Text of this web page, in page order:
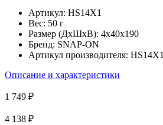
Артикул: HS14X1
Вес: 50 г
Размер (ДхШхВ): 4x40x190
Бренд: SNAP-ON
Артикул производителя: HS14X1
Описание и характеристики
1 749 ₽
4 138 ₽